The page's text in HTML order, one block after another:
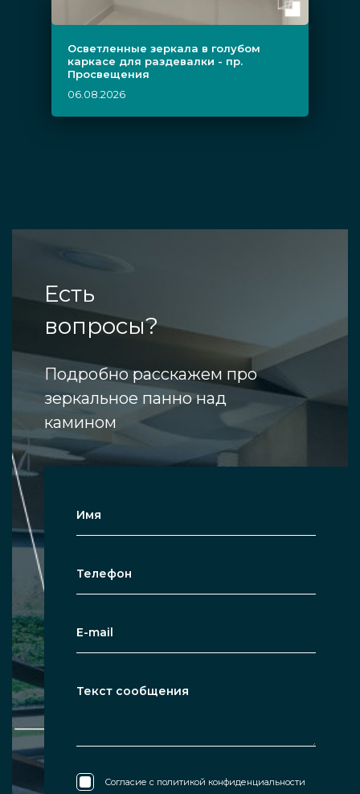
Осветленные зеркала в голубом
каркасе для раздевалки - пр.
Просвещения
06.08.2026
Есть
вопросы?
Подробно расскажем про
зеркальное панно над
камином
Согласие с политикой конфиденциальности